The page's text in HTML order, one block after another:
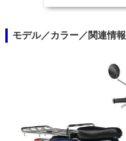
モデル／カラー／関連情報